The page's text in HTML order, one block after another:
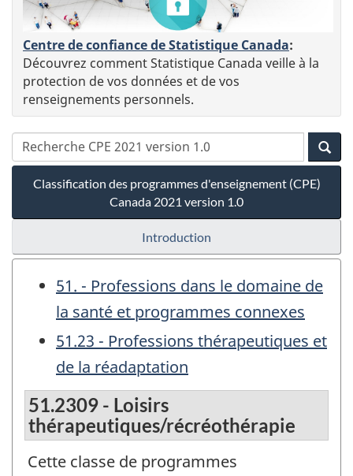
Centre de confiance de Statistique Canada:
Découvrez comment Statistique Canada veille à la
protection de vos données et de vos
renseignements personnels.
Classification des programmes d'enseignement (CPE)
Canada 2021 version 1.0
Introduction
51. - Professions dans le domaine de
la santé et programmes connexes
51.23 - Professions thérapeutiques et
de la réadaptation
51.2309 - Loisirs
thérapeutiques/récréothérapie
Cette classe de programmes